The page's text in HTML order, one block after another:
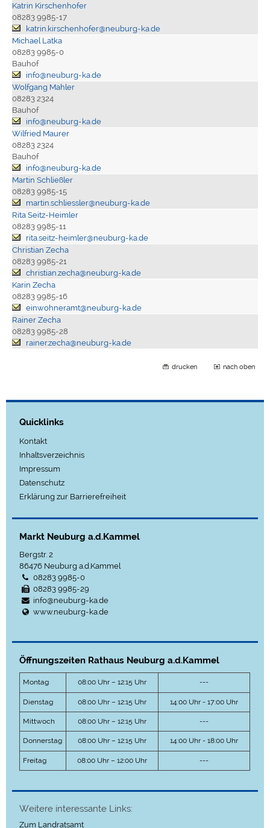
Katrin Kirschenhofer
08283 9985-17
katrin.kirschenhofer@neuburg-ka.de
Michael Latka
08283 9985-0
Bauhof
info@neuburg-ka.de
Wolfgang Mahler
08283 2324
Bauhof
info@neuburg-ka.de
Wilfried Maurer
08283 2324
Bauhof
info@neuburg-ka.de
Martin Schließler
08283 9985-15
martin.schliessler@neuburg-ka.de
Rita Seitz-Heimler
08283 9985-11
rita.seitz-heimler@neuburg-ka.de
Christian Zecha
08283 9985-21
christian.zecha@neuburg-ka.de
Karin Zecha
08283 9985-16
einwohneramt@neuburg-ka.de
Rainer Zecha
08283 9985-28
rainer.zecha@neuburg-ka.de
drucken nach oben
Quicklinks
Kontakt
Inhaltsverzeichnis
Impressum
Datenschutz
Erklärung zur Barrierefreiheit
Markt Neuburg a.d.Kammel
Bergstr. 2
86476 Neuburg a.d.Kammel
08283 9985-0
08283 9985-29
info@neuburg-ka.de
www.neuburg-ka.de
Öffnungszeiten Rathaus Neuburg a.d.Kammel
Montag 08:00 Uhr – 12:15 Uhr ---
Dienstag 08:00 Uhr – 12:15 Uhr 14:00 Uhr - 17:00 Uhr
Mittwoch 08:00 Uhr – 12:15 Uhr ---
Donnerstag 08:00 Uhr – 12:15 Uhr 14:00 Uhr - 18:00 Uhr
Freitag 08:00 Uhr – 12:00 Uhr ---
Weitere interessante Links:
Zum Landratsamt